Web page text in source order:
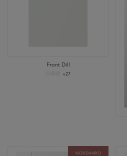
Front Dill
+27
NORDANRO